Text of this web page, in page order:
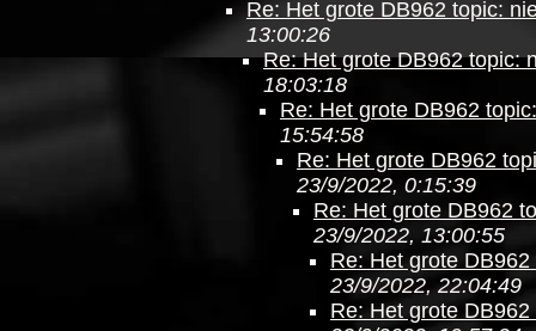
Re: Het grote DB962 topic:
13:00:26
Re: Het grote DB962 topic:
18:03:18
Re: Het grote DB962
15:54:58
Re: Het grote DB962
23/9/2022, 0:15:39
Re: Het grote DB962
23/9/2022, 13:00:55
Re: Het grote
23/9/2022, 22:04:49
Re: Het grote